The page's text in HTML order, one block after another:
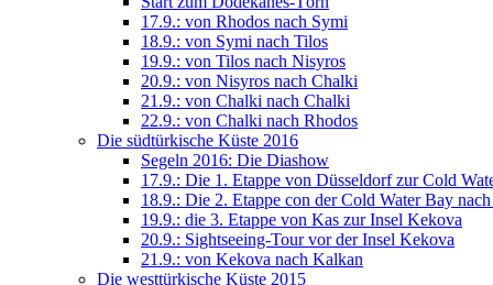
17.9.: von Rhodos nach Symi
18.9.: von Symi nach Tilos
19.9.: von Tilos nach Nisyros
20.9.: von Nisyros nach Chalki
21.9.: von Chalki nach Chalki
22.9.: von Chalki nach Rhodos
Die südtürkische Küste 2016
Segeln 2016: Die Diashow
17.9.: Die 1. Etappe von Düsseldorf zur Cold
18.9.: Die 2. Etappe con der Cold Water Bay
19.9.: die 3. Etappe von Kas zur Insel Kekova
20.9.: Sightseeing-Tour vor der Insel Kekova
21.9.: von Kekova nach Kalkan
Die westtürkische Küste 2015